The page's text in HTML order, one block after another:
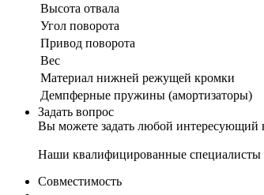
Высота отвала
Угол поворота
Привод поворота
Вес
Материал нижней режущей кромки
Демпферные пружины (амортизаторы)
Задать вопрос
Вы можете задать любой интересующий
Наши квалифицированные специалисты
Совместимость